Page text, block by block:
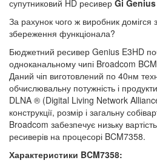
супутниковий HD ресивер Gi Genius
За рахунок чого ж виробник домігся
збереження функціонала?
Бюджетний ресивер Genius E3HD
одноканальному чипі Broadcom
Даний чіп виготовлений по 40нм
обчислювальну потужність і
DLNA ® (Digital Living Network
конструкції, розмір і загальну
Broadcom забезпечує низьку
ресиверів на процесорі BCM7358.
Характеристики BCM7358: